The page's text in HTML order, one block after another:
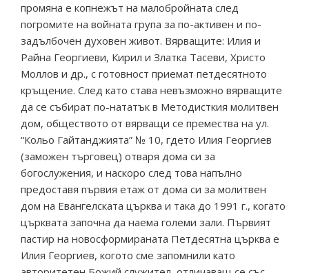
промяна е копнежът на малобройната след
погромите на войната група за по-активен и по-
задълбочен духовен живот. Вярващите: Илия и
Райна Георгиеви, Кирил и Златка Тасеви, Христо
Моллов и др., с готовност приемат петдесятното
кръщение. След като става невъзможно вярващите
да се събират по-нататък в Методисткия молитвен
дом, обществото от вярващи се премества на ул.
“Кольо Гайтанджията” № 10, гдето Илия Георгиев
(заможен търговец) отваря дома си за
богослужения, и наскоро след това напълно
предоставя първия етаж от дома си за молитвен
дом на Евангелската църква и така до 1991 г., когато
църквата започна да наема големи зали. Първият
пастир на новосформираната Петдесятна църква е
Илия Георгиев, когото сме запомнили като